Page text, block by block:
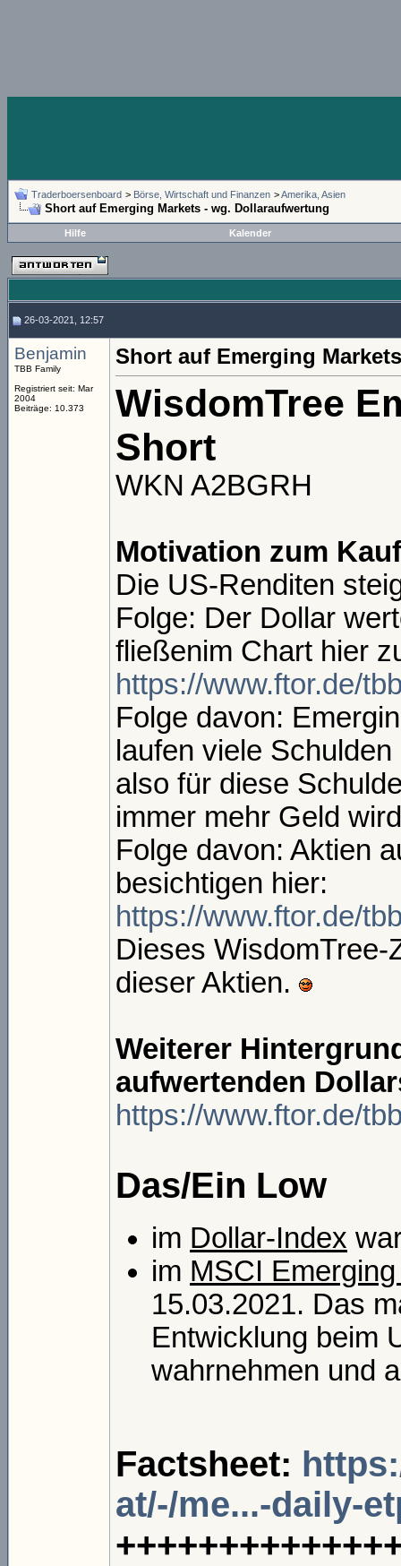
Traderboersenboard > Börse, Wirtschaft und Finanzen >Amerika, Asien
Short auf Emerging Markets - wg. Dollaraufwertung
Hilfe Kalender
26-03-2021, 12:57
Benjamin
TBB Family
Registriert seit: Mar
2004
Beiträge: 10.373
Short auf Emerging
WisdomTree
Short
WKN A2BGRH
Motivation zum
Die US-Renditen
Folge: Der Dollar
fließenim Chart hier
https://www.ftor.de/
Folge davon:
laufen viele
also für diese
immer mehr Geld
Folge davon: Aktien
besichtigen hier:
https://www.ftor.de/
Dieses
dieser Aktien.
Weiterer
aufwertenden
https://www.ftor.de/
Das/Ein Low
im Dollar-Index
im MSCI
15.03.2021. Das
Entwicklung beim
wahrnehmen und
Factsheet:
at/-/me...-daily-